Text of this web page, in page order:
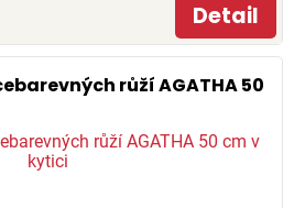
Detail
růží AGATHA 50